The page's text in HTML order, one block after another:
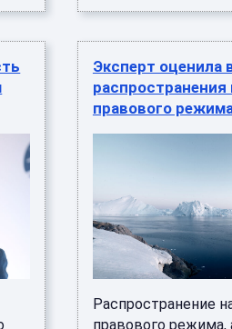
Эксперт оценила
распространения
правового
Распространение
правового режима,